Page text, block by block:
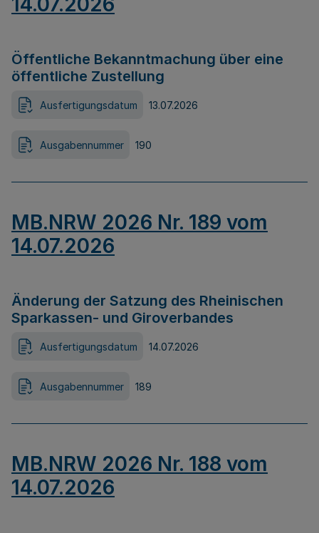
Öffentliche Bekanntmachung über eine
öffentliche Zustellung
Ausfertigungsdatum 13.07.2026
Ausgabennummer 190
MB.NRW 2026 Nr. 189 vom
14.07.2026
Änderung der Satzung des Rheinischen
Sparkassen- und Giroverbandes
Ausfertigungsdatum 14.07.2026
Ausgabennummer 189
MB.NRW 2026 Nr. 188 vom
14.07.2026